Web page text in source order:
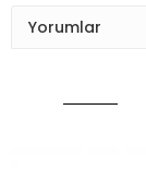
Yorumlar